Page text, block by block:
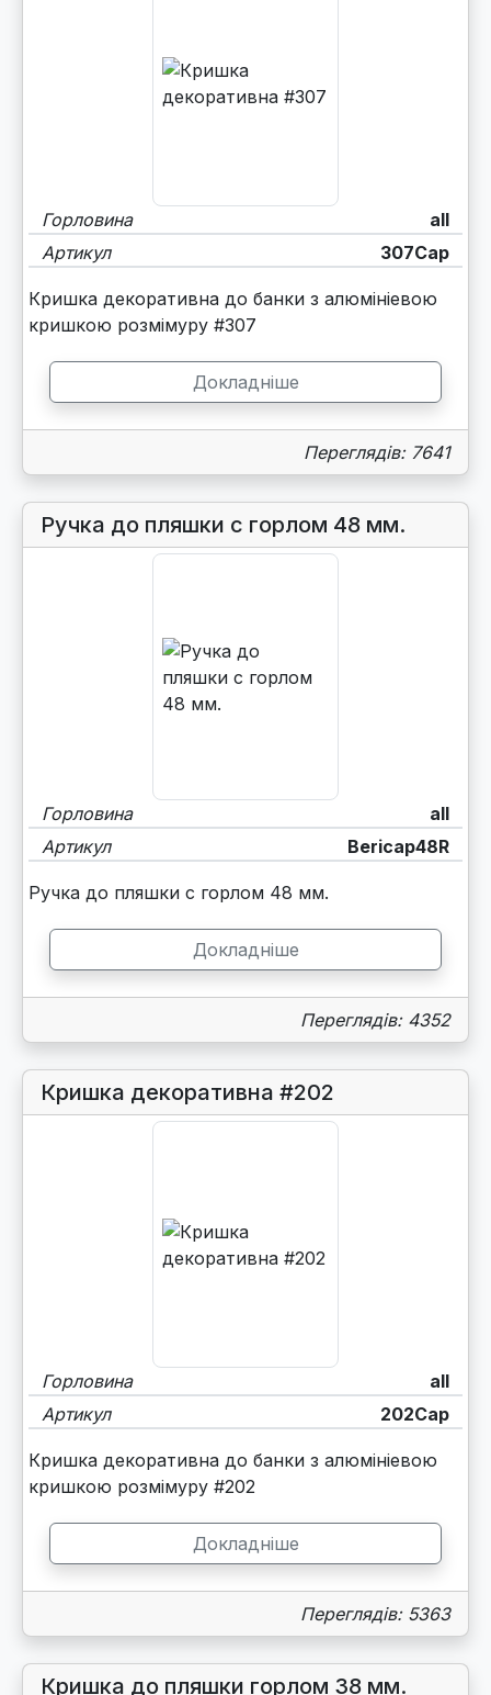
Горловина
all
Артикул
307Cap
Кришка декоративна до банки з алюмініевою
кришкою розмімуру #307
Докладніше
Переглядів: 7641
Ручка до пляшки с горлом 48 мм.
Горловина
all
Артикул
Bericap48R
Ручка до пляшки с горлом 48 мм.
Докладніше
Переглядів: 4352
Кришка декоративна #202
Горловина
all
Артикул
202Cap
Кришка декоративна до банки з алюмініевою
кришкою розмімуру #202
Докладніше
Переглядів: 5363
Кришка до пляшки горлом 38 мм.